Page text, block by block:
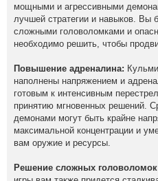
мощными и агрессивными
лучшей стратегии и навыков. Вы
сложными головоломками и
необходимо решить, чтобы
Повышение адреналина:
наполнены напряжением и
готовым к интенсивным
принятию мгновенных решений.
демонами могут быть крайне
максимальной концентрации и
вам оружие и ресурсы.
Решение сложных